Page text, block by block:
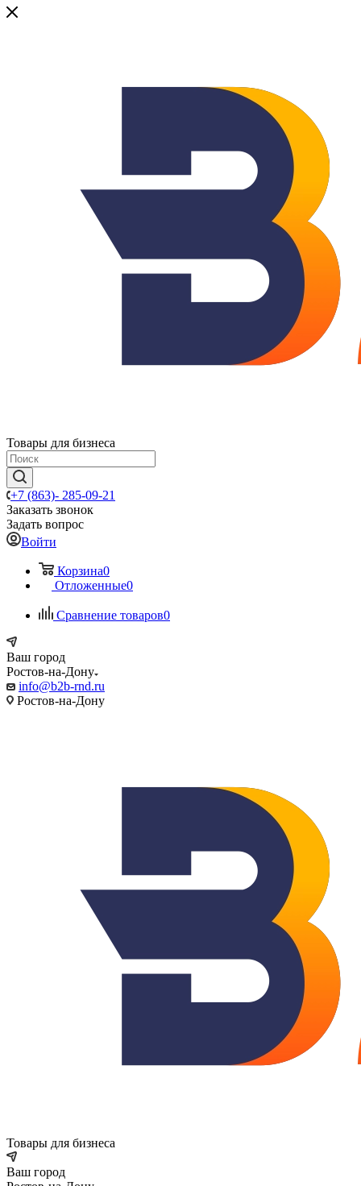
Товары для бизнеса
+7 (863)- 285-09-21
Заказать звонок
Задать вопрос
Войти
Корзина0
Отложенные0
Сравнение товаров0
Ваш город
Ростов-на-Дону
info@b2b-rnd.ru
Ростов-на-Дону
Товары для бизнеса
Ваш город